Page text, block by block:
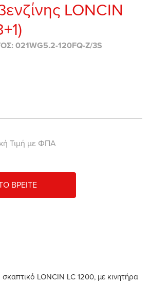
LONCIN
021WG5.2-120FQ-Z/3S
Τιμή με ΦΠΑ
ΒΡΕΙΤΕ
σκαπτικό LONCIN LC 1200, με κινητήρα